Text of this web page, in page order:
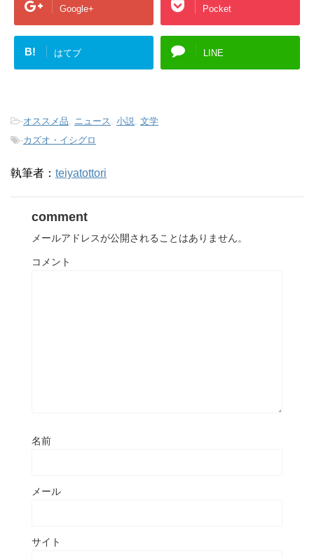
Google+ Pocket
B! はてブ LINE
-オススメ品, ニュース, 小説, 文学
-カズオ・イシグロ
執筆者： teiyatottori
comment
メールアドレスが公開されることはありません。
コメント
名前
メール
サイト